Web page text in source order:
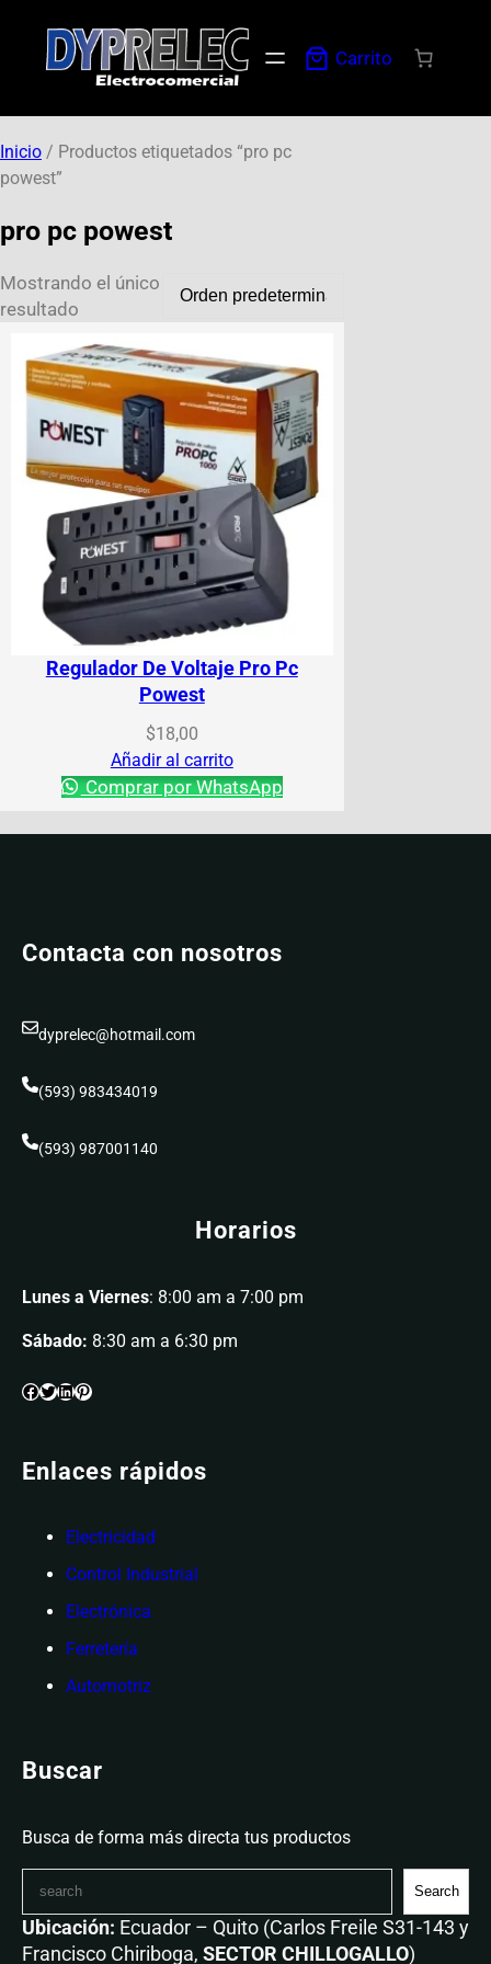
Carrito
Inicio / Productos etiquetados “pro pc
powest”
pro pc powest
Mostrando el único
resultado
Regulador De Voltaje Pro Pc
Powest
$18,00
Añadir al carrito
Comprar por WhatsApp
Contacta con nosotros
dyprelec@hotmail.com
(593) 983434019
(593) 987001140
Horarios
Lunes a Viernes: 8:00 am a 7:00 pm
Sábado: 8:30 am a 6:30 pm
Enlaces rápidos
Electricidad
Control Industrial
Electrónica
Ferretería
Automotriz
Buscar
Busca de forma más directa tus productos
Search
Ubicación: Ecuador – Quito (Carlos Freile S31-143 y
Francisco Chiriboga, SECTOR CHILLOGALLO)